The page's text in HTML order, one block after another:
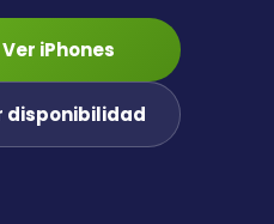
Ver iPhones
disponibilidad